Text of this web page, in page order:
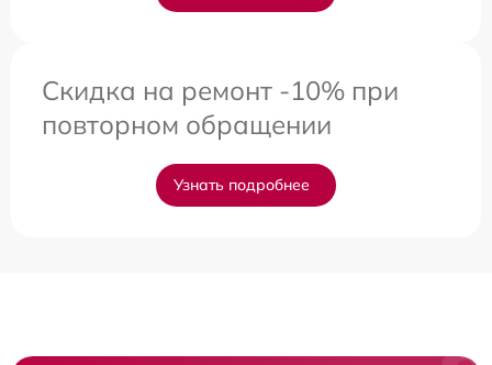
Скидка на ремонт -10% при
повторном обращении
Узнать подробнее